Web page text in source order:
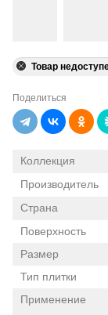
Товар
Поделиться
Коллекция
Производитель
Страна
Поверхность
Размер
Тип плитки
Применение